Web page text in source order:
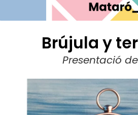
Brújula y
Presentació